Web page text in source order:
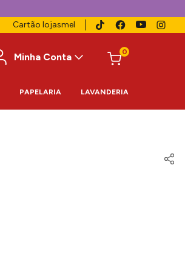
Cartão lojasmel
Minha Conta 0
PAPELARIA LAVANDERIA